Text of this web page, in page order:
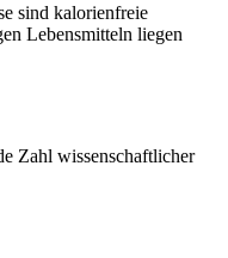
sind kalorienfreie
Lebensmitteln liegen
Zahl wissenschaftlicher